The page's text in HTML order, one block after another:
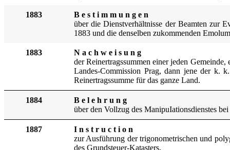
1883
B e s t i m m u n g e n
über die Dienstverhältnisse der Beamten zur
1883 und die denselben zukommenden
1883
N a c h w e i s u n g
der Reinertragssummen einer jeden
Landes-Commission Prag, dann jene der k.
Rein­ertragssumme für das ganze Land.
1884
B e l e h r u n g
über den Vollzug des ManipuIationsdienstes
1887
I n s t r u c t i o n
zur Ausführung der trigonometrischen und
des Grundsteuer-Katasters.